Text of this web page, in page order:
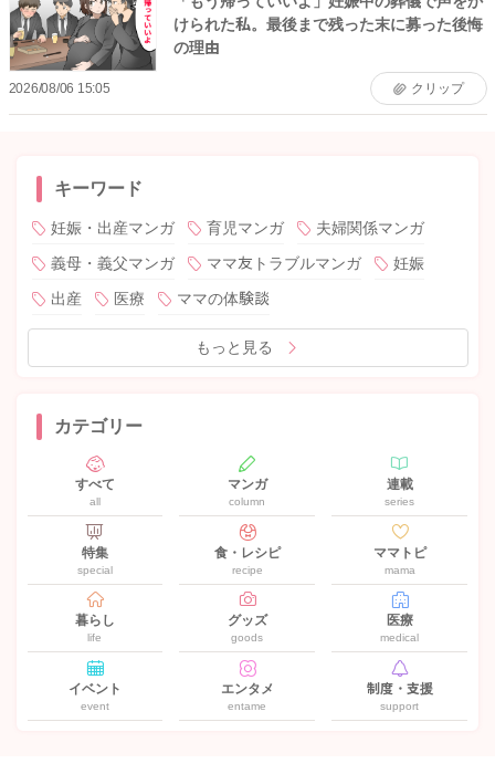
けられた私。最後まで残った末に募った後悔
の理由
2026/08/06 15:05 クリップ
キーワード
妊娠・出産マンガ 育児マンガ
夫婦関係マンガ
義母・義父マンガ
ママ友トラブルマンガ
妊娠
出産
医療 ママの体験談
もっと見る
カテゴリー
すべて
all
マンガ
column
連載
series
特集
special
食・レシピ
recipe
ママトピ
mama
暮らし
life
グッズ
goods
医療
medical
イベント
event
エンタメ
entame
制度・支援
support